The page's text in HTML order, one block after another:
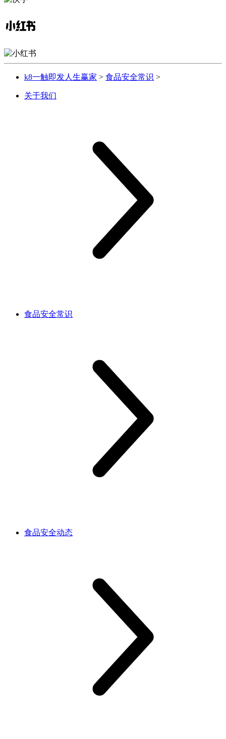
k8一触即发人生赢家 > 食品安全常识 >
关于我们
食品安全常识
食品安全动态